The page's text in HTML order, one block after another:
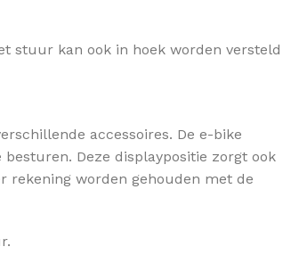
stuur kan ook in hoek worden versteld
accessoires. De e-bike
Deze displaypositie zorgt ook
rekening worden gehouden met de